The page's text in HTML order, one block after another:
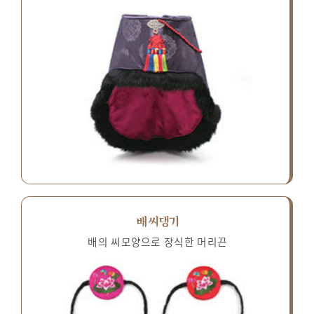
배씨댕기
배의 씨모양으로 장식한 머리끈